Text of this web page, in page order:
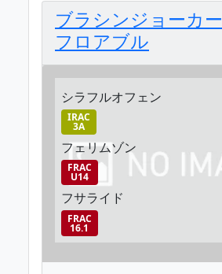
ブラシンジョーカー
フロアブル
シラフルオフェン
IRAC
3A
フェリムゾン
FRAC
U14
フサライド
FRAC
16.1